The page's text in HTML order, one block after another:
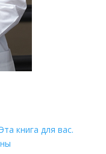
книга для вас.